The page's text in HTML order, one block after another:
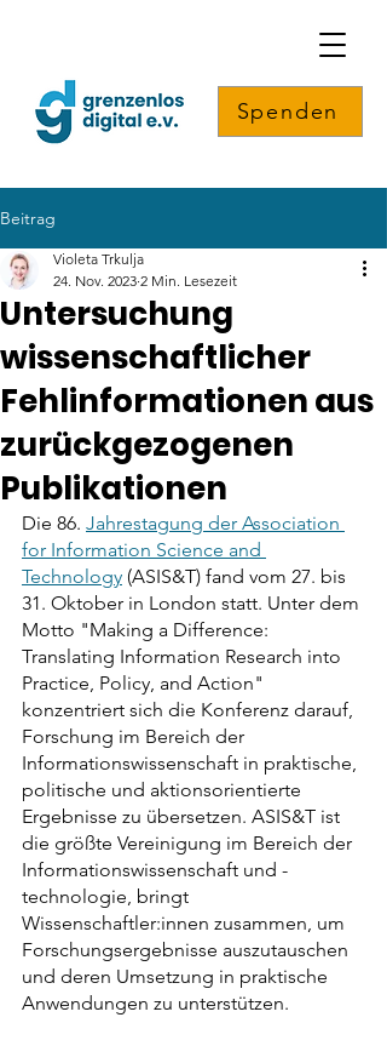
Spenden
Beitrag
Untersuchung
wissenschaftlicher
Fehlinformationen aus
zurückgezogenen
Publikationen
Violeta Trkulja
24. Nov. 2023 2 Min. Lesezeit
Die 86. Jahrestagung der Association
for Information Science and
Technology (ASIS&T) fand vom 27. bis
31. Oktober in London statt. Unter dem
Motto "Making a Difference:
Translating Information Research into
Practice, Policy, and Action"
konzentriert sich die Konferenz darauf,
Forschung im Bereich der
Informationswissenschaft in praktische,
politische und aktionsorientierte
Ergebnisse zu übersetzen. ASIS&T ist
die größte Vereinigung im Bereich der
Informationswissenschaft und -
technologie, bringt
Wissenschaftler:innen zusammen, um
Forschungsergebnisse auszutauschen
und deren Umsetzung in praktische
Anwendungen zu unterstützen.